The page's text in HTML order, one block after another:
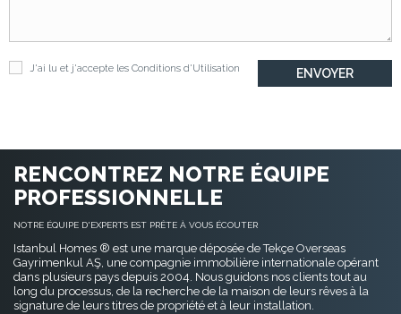
J'ai lu et j'accepte les Conditions d'Utilisation
RENCONTREZ NOTRE ÉQUIPE
PROFESSIONNELLE
NOTRE ÉQUIPE D'EXPERTS EST PRÊTE À VOUS ÉCOUTER
Istanbul Homes ® est une marque déposée de Tekçe Overseas
Gayrimenkul AŞ, une compagnie immobilière internationale opérant
dans plusieurs pays depuis 2004. Nous guidons nos clients tout au
long du processus, de la recherche de la maison de leurs rêves à la
signature de leurs titres de propriété et à leur installation.